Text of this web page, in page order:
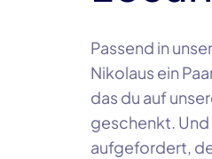
Passend in
Nikolaus ein
das du auf
geschenkt. Und
aufgefordert,